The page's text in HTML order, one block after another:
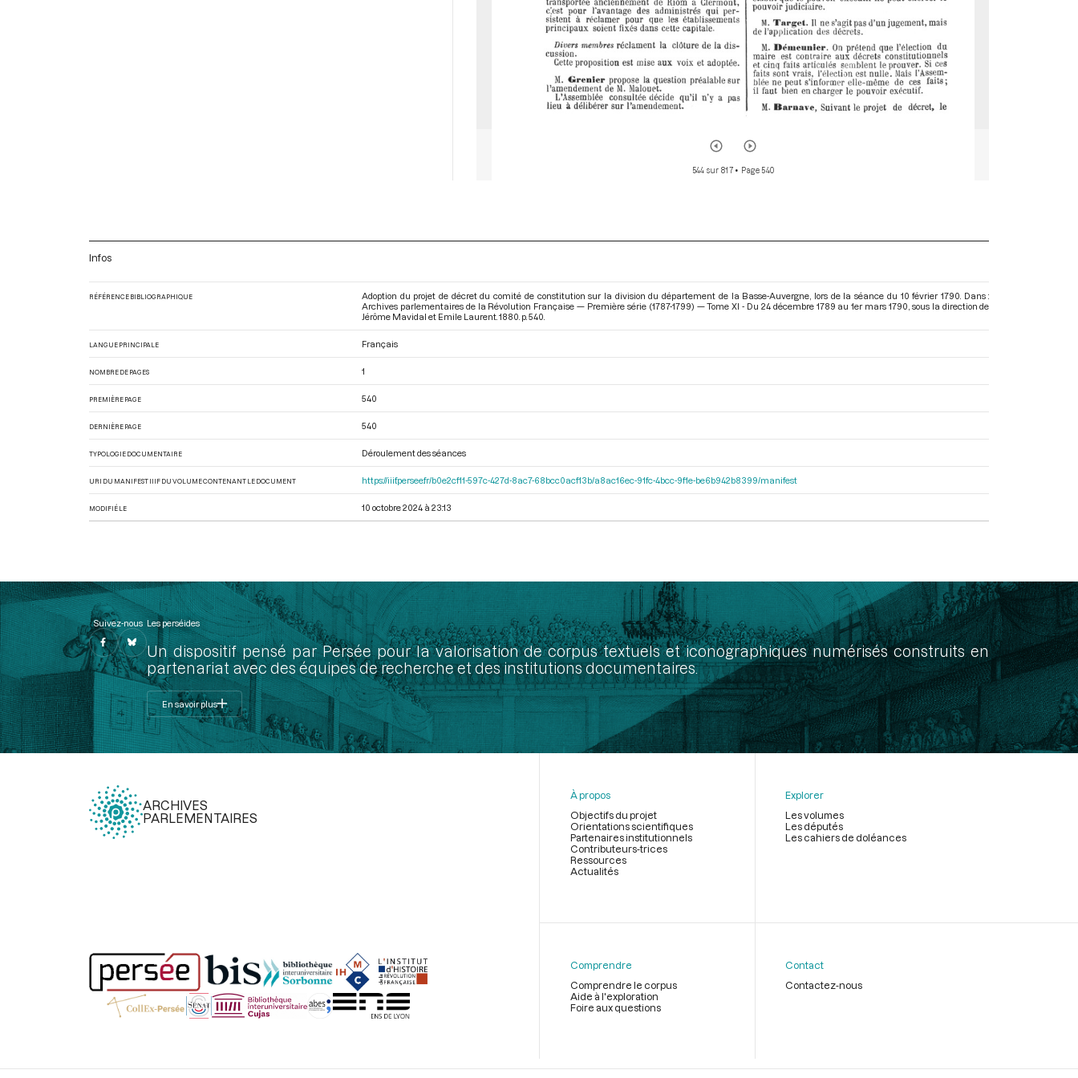
544 sur 817• Page 540
Infos
RÉFÉRENCE BIBLIOGRAPHIQUE
Adoption du projet de décret du comité de constitution sur la division du département de la Basse-Auvergne, lors de la séance du 10 février 1790. Dans :
Archives parlementaires de la Révolution Française — Première série (1787-1799) — Tome XI - Du 24 décembre 1789 au 1er mars 1790 , sous la direction de
Jérôme Mavidal et Emile Laurent. 1880. p. 540.
LANGUE PRINCIPALE Français
NOMBRE DE PAGES 1
PREMIÈRE PAGE 540
DERNIÈRE PAGE 540
TYPOLOGIE DOCUMENTAIRE Déroulement des séances
URI DU MANIFEST IIIF DU VOLUME CONTENANT LE DOCUMENT https://iiif.persee.fr/b0e2cf11-597c-427d-8ac7-68bcc0acf13b/a8ac16ec-91fc-4bcc-9f1e-be6b942b8399/manifest
MODIFIÉ LE 10 octobre 2024 à 23:13
Suivez-nous Les perséides
Un dispositif pensé par Persée pour la valorisation de corpus textuels et iconographiques numérisés construits en
partenariat avec des équipes de recherche et des institutions documentaires.
En savoir plus
ARCHIVES
PARLEMENTAIRES
page
À propos
Objectifs du projet
Orientations scientifiques
Partenaires institutionnels
Contributeurs-trices
Ressources
Actualités
Explorer
Les volumes
Les députés
Les cahiers de doléances
Comprendre
Comprendre le corpus
Aide à l'exploration
Foire aux questions
Contact
Contactez-nous
Légal